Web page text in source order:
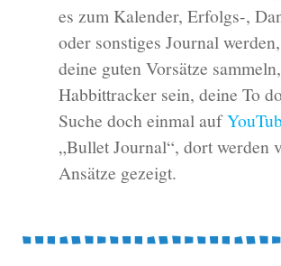
es zum Kalender, Erfolgs-,
oder sonstiges Journal
deine guten Vorsätze
Habbittracker sein, deine To
Suche doch einmal auf
„Bullet Journal“, dort werden
Ansätze gezeigt.